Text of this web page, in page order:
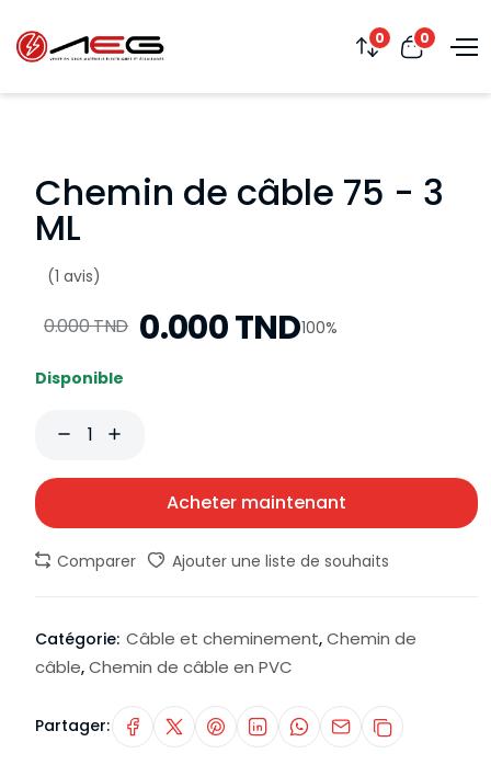
0 0
Chemin de câble 75 - 3
ML
(1 avis)
0.000 TND 0.000 TND100%
Disponible
Acheter maintenant
Comparer Ajouter une liste de souhaits
Catégorie: Câble et cheminement, Chemin de
câble, Chemin de câble en PVC
Partager: